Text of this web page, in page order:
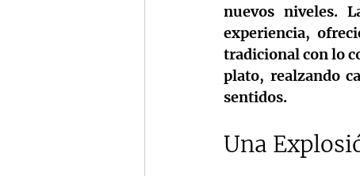
nuevos niveles.
experiencia,
tradicional con lo
plato, realzando
sentidos.
Una